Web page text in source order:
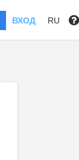
ВХОД RU